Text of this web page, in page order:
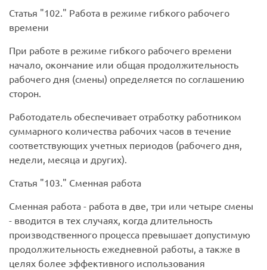
Статья
102.
Работа в режиме гибкого рабочего
времени
При работе в режиме гибкого рабочего времени
начало, окончание или общая продолжительность
рабочего дня (смены) определяется по соглашению
сторон.
Работодатель обеспечивает отработку работником
суммарного количества рабочих часов в течение
соответствующих учетных периодов (рабочего дня,
недели, месяца и других).
Статья
103.
Сменная работа
Сменная работа - работа в две, три или четыре смены
- вводится в тех случаях, когда длительность
производственного процесса превышает допустимую
продолжительность ежедневной работы, а также в
целях более эффективного использования